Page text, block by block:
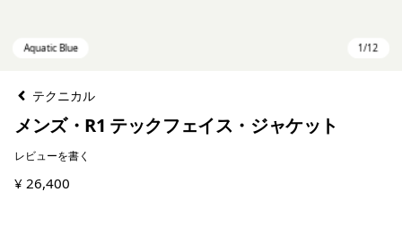
テクニカル
メンズ・R1 テックフェイス・ジャケット
レビューを書く
¥ 26,400